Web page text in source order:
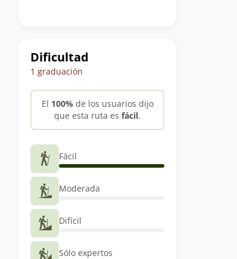
Dificultad
1 graduación
El 100% de los usuarios dijo
que esta ruta es fácil.
Fácil
Moderada
Difícil
Sólo expertos